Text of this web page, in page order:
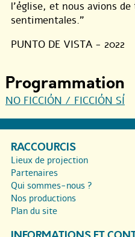
l’église, et nous avions
sentimentales.”
PUNTO DE VISTA - 2022
Programmation
NO FICCIÓN / FICCIÓN SÍ
RACCOURCIS
Lieux de projection
Partenaires
Qui sommes-nous ?
Nos productions
Plan du site